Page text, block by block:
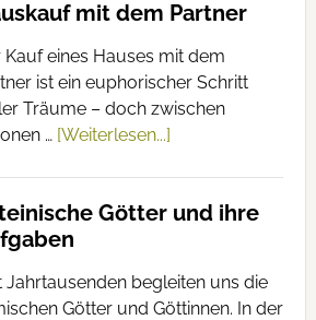
mit dem Partner
Kauf eines Hauses mit dem
ist ein euphorischer Schritt
Träume – doch zwischen
… [Weiterlesen...]
Götter und ihre
Jahrtausenden begleiten uns die
Götter und Göttinnen. In der